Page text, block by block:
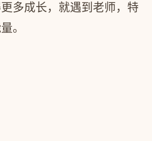
多成长，就遇到老师，特
。